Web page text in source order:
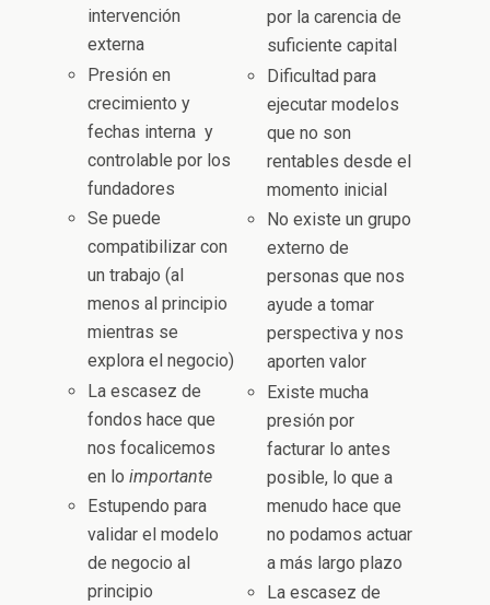
intervención
externa
Presión en
crecimiento y
fechas interna y
controlable por los
fundadores
Se puede
compatibilizar con
un trabajo (al
menos al principio
mientras se
explora el negocio)
La escasez de
fondos hace que
nos focalicemos
en lo importante
Estupendo para
validar el modelo
de negocio al
principio
por la carencia de
suficiente capital
Dificultad para
ejecutar modelos
que no son
rentables desde el
momento inicial
No existe un grupo
externo de
personas que nos
ayude a tomar
perspectiva y nos
aporten valor
Existe mucha
presión por
facturar lo antes
posible, lo que a
menudo hace que
no podamos actuar
a más largo plazo
La escasez de